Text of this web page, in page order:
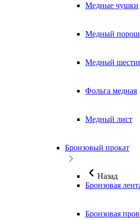
Медные чушки
Медный
Медный
Фольга медная
Медный лист
Бронзовый прокат
Назад
Бронзовая
Бронзовая